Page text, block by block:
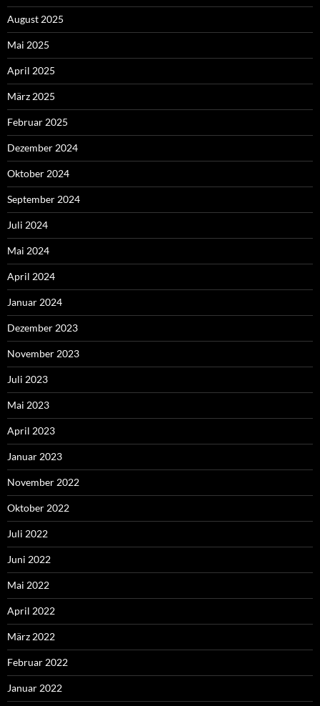
August 2025
Mai 2025
April 2025
März 2025
Februar 2025
Dezember 2024
Oktober 2024
September 2024
Juli 2024
Mai 2024
April 2024
Januar 2024
Dezember 2023
November 2023
Juli 2023
Mai 2023
April 2023
Januar 2023
November 2022
Oktober 2022
Juli 2022
Juni 2022
Mai 2022
April 2022
März 2022
Februar 2022
Januar 2022